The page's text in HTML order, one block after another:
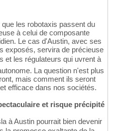
les robotaxis passent du
à celui de composante
Le cas d'Austin, avec ses
exposés, servira de précieuse
les régulateurs qui uvrent à
La question n'est plus
mais comment ils seront
efficace dans nos sociétés.
et risque précipité
à Austin pourrait bien devenir